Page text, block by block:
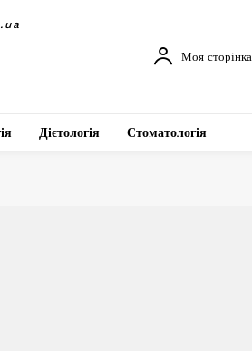
Моя сторінка
Дієтологія Стоматологія